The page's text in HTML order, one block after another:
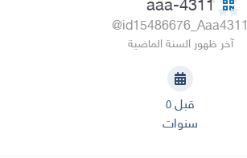
aaa-4311
@id15486676_Aaa4311
آخر ظهور السنة الماضية
قبل ٥
سنوات